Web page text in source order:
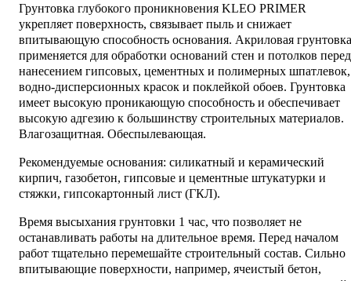
Грунтовка глубокого проникновения KLEO PRIMER
укрепляет поверхность, связывает пыль и снижает
впитывающую способность основания. Акриловая грунтовка
применяется для обработки оснований стен и потолков перед
нанесением гипсовых, цементных и полимерных шпатлевок,
водно-дисперсионных красок и поклейкой обоев. Грунтовка
имеет высокую проникающую способность и обеспечивает
высокую адгезию к большинству строительных материалов.
Влагозащитная. Обеспылевающая.
Рекомендуемые основания: силикатный и керамический
кирпич, газобетон, гипсовые и цементные штукатурки и
стяжки, гипсокартонный лист (ГКЛ).
Время высыхания грунтовки 1 час, что позволяет не
останавливать работы на длительное время. Перед началом
работ тщательно перемешайте строительный состав. Сильно
впитывающие поверхности, например, ячеистый бетон,